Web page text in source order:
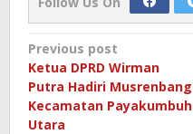
Post
navigation
Previous post
Ketua DPRD Wirman
Putra Hadiri Musrenbang
Kecamatan Payakumbuh
Utara